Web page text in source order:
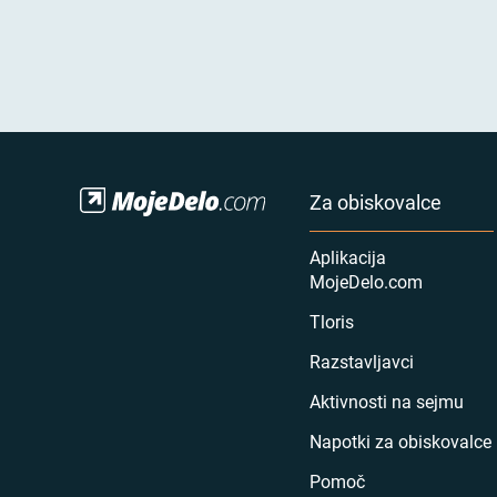
Za obiskovalce
Aplikacija
MojeDelo.com
Tloris
Razstavljavci
Aktivnosti na sejmu
Napotki za obiskovalce
Pomoč